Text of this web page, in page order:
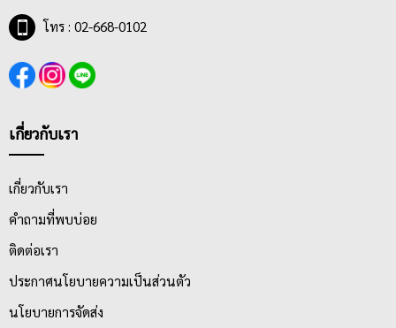
ลวดลายสดใส น่าซื้อ
โทร : 02-668-0102
เกี่ยวกับเรา
เกี่ยวกับเรา
คำถามที่พบบ่อย
ติดต่อเรา
ประกาศนโยบายความเป็นส่วนตัว
นโยบายการจัดส่ง